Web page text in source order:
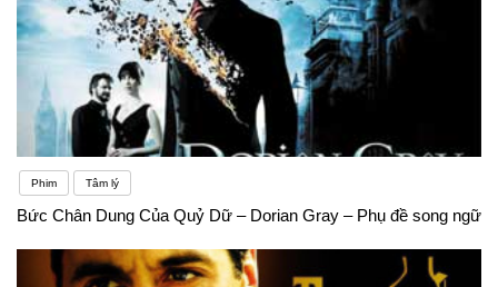
Phim Tâm lý
Bức Chân Dung Của Quỷ Dữ – Dorian Gray – Phụ đề song ngữ